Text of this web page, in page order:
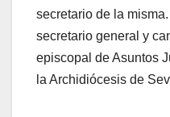
secretario de la
secretario general y
episcopal de Asuntos
la Archidiócesis de